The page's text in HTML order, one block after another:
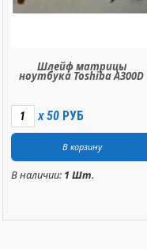
Шлейф матрицы
ноутбука Toshiba A300D
X 50 РУБ
В наличии: 1 Шт.